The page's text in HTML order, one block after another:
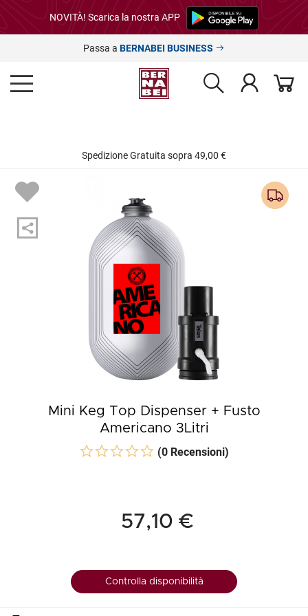
NOVITÀ! Scarica la nostra APP
Passa a BERNABEI BUSINESS
Spedizione Gratuita sopra 49,00 €
Mini Keg Top Dispenser + Fusto
Americano 3Litri
(0 Recensioni)
57,10 €
Controlla disponibilità